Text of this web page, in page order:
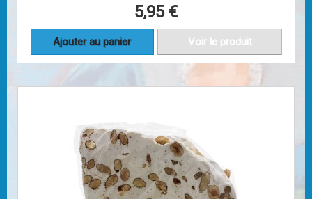
5,95 €
Ajouter au panier Voir le produit